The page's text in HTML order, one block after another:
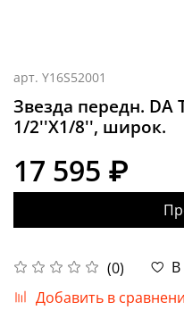
арт. Y16S52001
Звезда передн. DA
1/2''X1/8'', широк.
(0)
Добавить в
17 595 ₽